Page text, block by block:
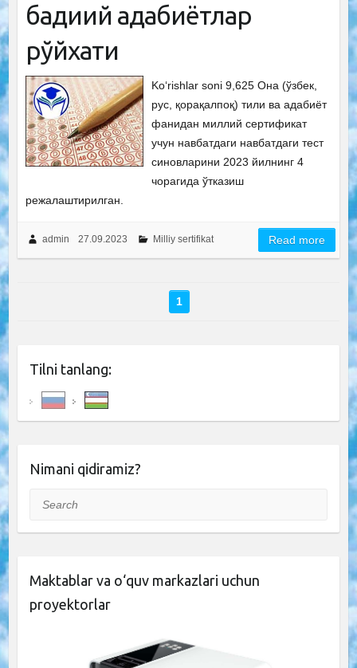
бадиий адабиётлар
рўйхати
Ko‘rishlar soni 9,625 Она (ўзбек,
рус, қорақалпоқ) тили ва адабиёт
фанидан миллий сертификат
учун навбатдаги навбатдаги тест
синовларини 2023 йилнинг 4
чорагида ўтказиш
режалаштирилган.
admin 27.09.2023 Milliy sertifikat Read more
1
Tilni tanlang:
Nimani qidiramiz?
Search
Maktablar va o‘quv markazlari uchun
proyektorlar